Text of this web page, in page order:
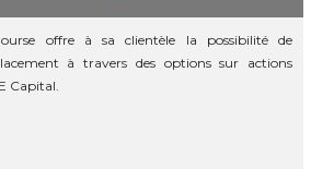
offre à sa clientèle la possibilité de
à travers des options sur actions
Capital.